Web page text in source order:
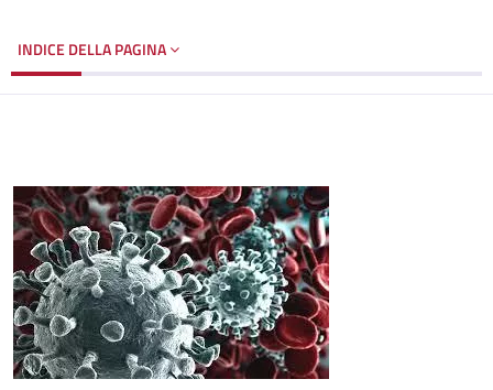
INDICE DELLA PAGINA